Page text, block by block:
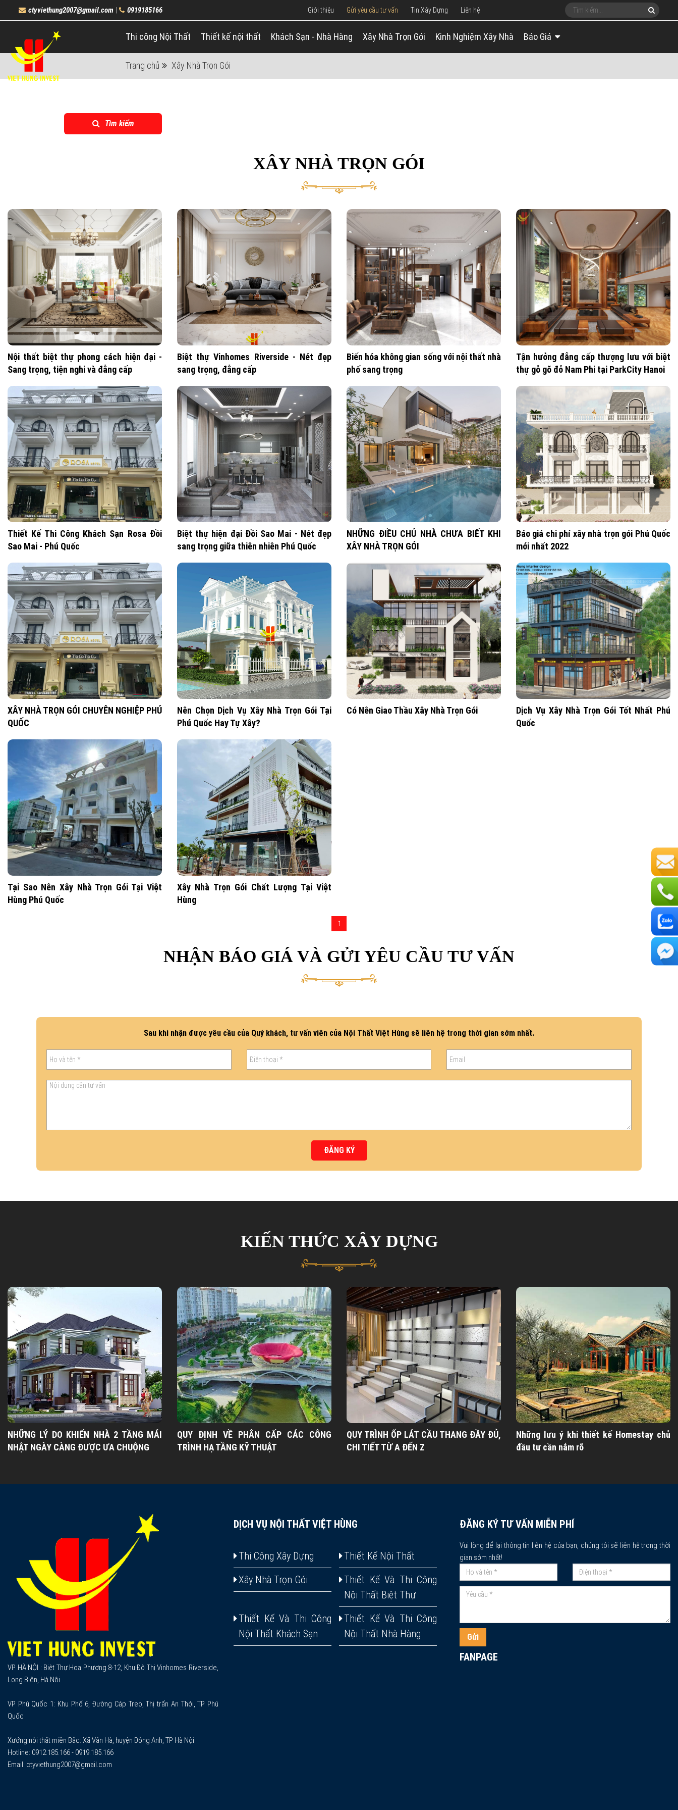
ctyviethung2007@gmail.com 0919185166 Giới thiệu Gửi yêu cầu tư vấn Tin Xây Dựng Liên hệ
Thi công Nội Thất Thiết kế nội thất Khách Sạn - Nhà Hàng Xây Nhà Trọn Gói Kinh Nghiệm Xây Nhà Báo Giá
Trang chủ Xây Nhà Trọn Gói
Tìm kiếm
XÂY NHÀ TRỌN GÓI
Nội thất biệt thự phong cách hiện đại -
Sang trọng, tiện nghi và đẳng cấp
Biệt thự Vinhomes Riverside - Nét đẹp
sang trọng, đẳng cấp
Biến hóa không gian sống với nội thất nhà
phố sang trọng
Tận hưởng đẳng cấp thượng lưu với biệt
thự gỗ gõ đỏ Nam Phi tại ParkCity Hanoi
Thiết Kế Thi Công Khách Sạn Rosa Đồi
Sao Mai - Phú Quốc
Biệt thự hiện đại Đồi Sao Mai - Nét đẹp
sang trọng giữa thiên nhiên Phú Quốc
NHỮNG ĐIỀU CHỦ NHÀ CHƯA BIẾT KHI
XÂY NHÀ TRỌN GÓI
Báo giá chi phí xây nhà trọn gói Phú Quốc
mới nhất 2022
XÂY NHÀ TRỌN GÓI CHUYÊN NGHIỆP PHÚ
QUỐC
Nên Chọn Dịch Vụ Xây Nhà Trọn Gói Tại
Phú Quốc Hay Tự Xây?
Có Nên Giao Thầu Xây Nhà Trọn Gói
Dịch Vụ Xây Nhà Trọn Gói Tốt Nhất Phú
Quốc
Tại Sao Nên Xây Nhà Trọn Gói Tại Việt
Hùng Phú Quốc
Xây Nhà Trọn Gói Chất Lượng Tại Việt
Hùng
1
NHẬN BÁO GIÁ VÀ GỬI YÊU CẦU TƯ VẤN
Sau khi nhận được yêu cầu của Quý khách, tư vấn viên của Nội Thất Việt Hùng sẽ liên hệ trong thời gian sớm nhất.
ĐĂNG KÝ
KIẾN THỨC XÂY DỰNG
NHỮNG LÝ DO KHIẾN NHÀ 2 TẦNG MÁI
NHẬT NGÀY CÀNG ĐƯỢC ƯA CHUỘNG
QUY ĐỊNH VỀ PHÂN CẤP CÁC CÔNG
TRÌNH HẠ TẦNG KỸ THUẬT
QUY TRÌNH ỐP LÁT CẦU THANG ĐẦY ĐỦ,
CHI TIẾT TỪ A ĐẾN Z
Những lưu ý khi thiết kế Homestay chủ
đầu tư cần nắm rõ
VP HÀ NỘI : Biệt Thự Hoa Phượng 8-12, Khu Đô Thị Vinhomes Riverside,
Long Biên, Hà Nội
VP Phú Quốc 1: Khu Phố 6, Đường Cáp Treo, Thị trấn An Thới, TP Phú
Quốc
Xưởng nội thất miền Bắc: Xã Vân Hà, huyện Đông Anh, TP Hà Nội
Hotline: 0912.185.166 - 0919.185.166
Email: ctyviethung2007@gmail.com
DỊCH VỤ NỘI THẤT VIỆT HÙNG
Thi Công Xây Dựng
Thiết Kế Nội Thất
Xây Nhà Trọn Gói
Thiết Kế Và Thi Công
Nội Thất Biệt Thự
Thiết Kế Và Thi Công
Nội Thất Khách Sạn
Thiết Kế Và Thi Công
Nội Thất Nhà Hàng
ĐĂNG KÝ TƯ VẤN MIỄN PHÍ
Vui lòng để lại thông tin liên hệ của bạn, chúng tôi sẽ liên hệ trong thời
gian sớm nhất!
Gửi
FANPAGE